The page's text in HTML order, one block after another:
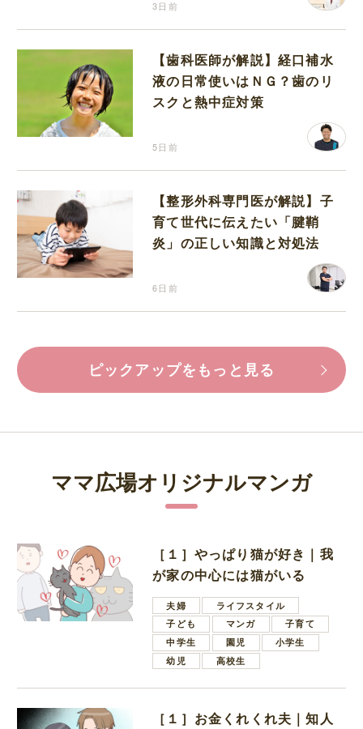
3日前
【歯科医師が解説】経口補水
液の日常使いはＮＧ？歯のリ
スクと熱中症対策
5日前
【整形外科専門医が解説】子
育て世代に伝えたい「腱鞘
炎」の正しい知識と対処法
6日前
ピックアップをもっと見る
ママ広場オリジナルマンガ
［１］やっぱり猫が好き｜我
が家の中心には猫がいる
夫婦
ライフスタイル
子ども
マンガ
子育て
中学生
園児
小学生
幼児
高校生
［１］お金くれくれ夫｜知人